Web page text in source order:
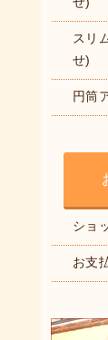
スリ
せ)
円筒
ショ
お支